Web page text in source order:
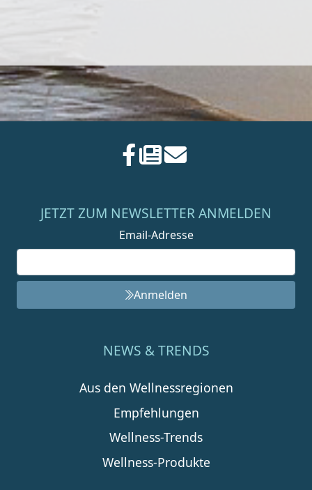
JETZT ZUM NEWSLETTER ANMELDEN
Email-Adresse
Anmelden
NEWS & TRENDS
Aus den Wellnessregionen
Empfehlungen
Wellness-Trends
Wellness-Produkte